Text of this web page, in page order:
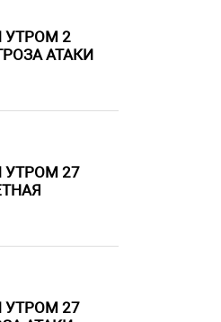
УТРОМ 2
АТАКИ
УТРОМ 27
УТРОМ 27